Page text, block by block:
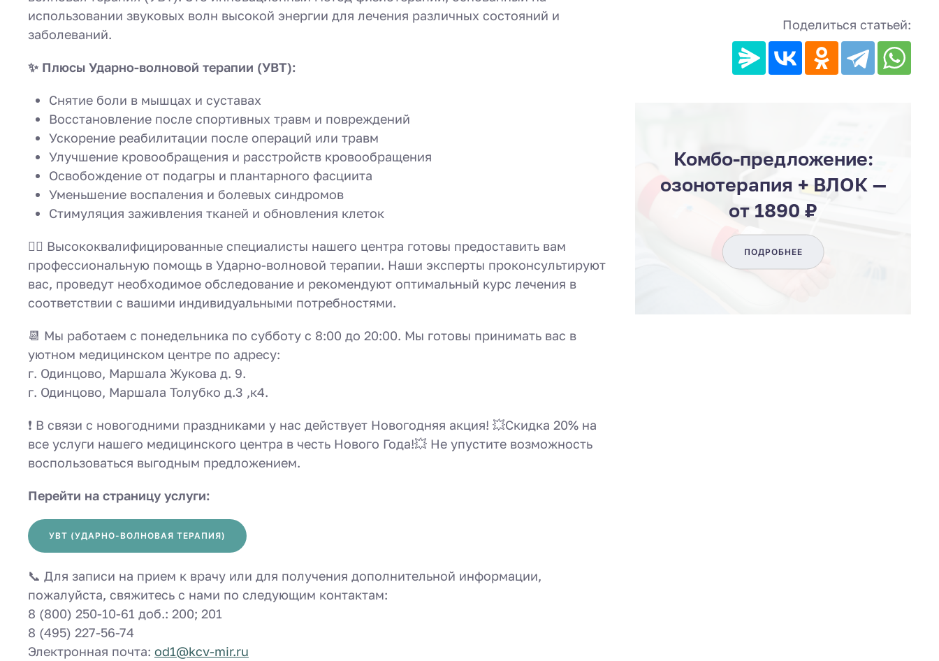
использовании звуковых волн высокой энергии для лечения различных состояний и
заболеваний.
✨ Плюсы Ударно-волновой терапии (УВТ):
Снятие боли в мышцах и суставах
Восстановление после спортивных травм и повреждений
Ускорение реабилитации после операций или травм
Улучшение кровообращения и расстройств кровообращения
Освобождение от подагры и плантарного фасциита
Уменьшение воспаления и болевых синдромов
Стимуляция заживления тканей и обновления клеток
👨‍⚕️ Высококвалифицированные специалисты нашего центра готовы предоставить вам
профессиональную помощь в Ударно-волновой терапии. Наши эксперты проконсультируют
вас, проведут необходимое обследование и рекомендуют оптимальный курс лечения в
соответствии с вашими индивидуальными потребностями.
📆 Мы работаем с понедельника по субботу с 8:00 до 20:00. Мы готовы принимать вас в
уютном медицинском центре по адресу:
г. Одинцово, Маршала Жукова д. 9.
г. Одинцово, Маршала Толубко д.3 ,к4.
❗️ В связи с новогодними праздниками у нас действует Новогодняя акция! 💥Скидка 20% на
все услуги нашего медицинского центра в честь Нового Года!💥 Не упустите возможность
воспользоваться выгодным предложением.
Перейти на страницу услуги:
УВТ (УДАРНО-ВОЛНОВАЯ ТЕРАПИЯ)
📞 Для записи на прием к врачу или для получения дополнительной информации,
пожалуйста, свяжитесь с нами по следующим контактам:
8 (800) 250-10-61 доб.: 200; 201
8 (495) 227-56-74
Электронная почта: od1@kcv-mir.ru
Поделиться статьей:
Комбо-предложение:
озонотерапия + ВЛОК —
от 1890 ₽
ПОДРОБНЕЕ